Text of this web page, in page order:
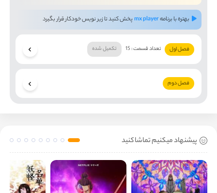
بهتره با برنامهmx player پخش کنید تا زیر نویس خودکار قرار بگیرد
فصل اول تعداد قسمت : 15 تکمیل شده
فصل دوم
پیشنهاد میکنیم تماشا کنید